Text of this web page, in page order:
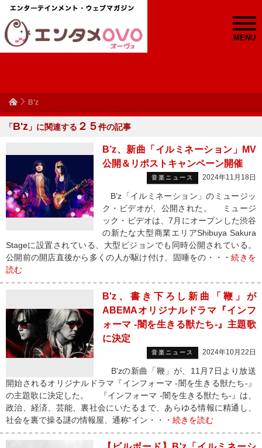
MENU
B'z
「B'z 」に関連する ２５件の記事
B’z、新曲「イルミネーション」MV
公開＆リポストキャンペーン開催
音楽ニュース 2024年11月18日
B’z「イルミネーション」のミュージッ
ク・ビデオが、公開された。 ミュージ
ック・ビデオは、7月にオープンした渋谷
の新たな大型商業エリアShibuya Sakura
Stageに設置されている、大型ビジョンでも同時公開されている。
公開前の開店直後から多くの人が駆け付け、固唾をの・・・続きを
読む
B'z、書き下ろし新曲「鞭」が
ABEMAオリジナルドラマ『インフ
ォーマ -闇を生きる獣たち-』主題歌
に決定
音楽ニュース 2024年10月22日
B'zの新曲「鞭」が、11月7日より放送
開始されるオリジナルドラマ『インフォーマ -闇を生きる獣たち-』
の主題歌に決定した。 『インフォーマ -闇を生きる獣たち-』は、
政治、経済、芸能、裏社会にいたるまで、あらゆる情報に精通し、
社会を裏で操る謎の情報屋、通称“イン・・・ 続きを読む